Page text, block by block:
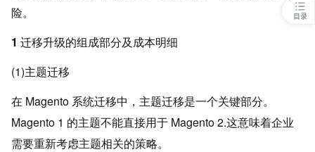
险。
1 迁移升级的组成部分及成本明细
(1)主题迁移
在 Magento 系统迁移中，主题迁移是一个关键部分。
Magento 1 的主题不能直接用于 Magento 2.这意味着企业
需要重新考虑主题相关的策略。
目录